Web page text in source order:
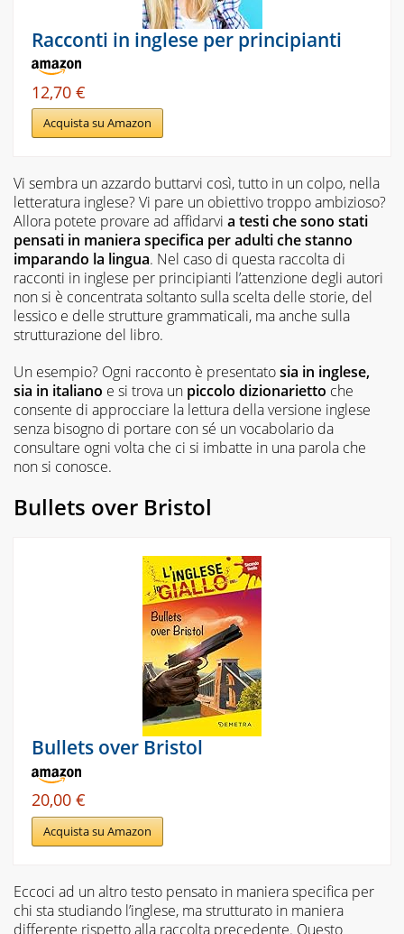
Racconti in inglese per principianti
12,70 €
Acquista su Amazon
Vi sembra un azzardo buttarvi così, tutto in un colpo, nella
letteratura inglese? Vi pare un obiettivo troppo ambizioso?
Allora potete provare ad affidarvi a testi che sono stati
pensati in maniera specifica per adulti che stanno
imparando la lingua. Nel caso di questa raccolta di
racconti in inglese per principianti l’attenzione degli autori
non si è concentrata soltanto sulla scelta delle storie, del
lessico e delle strutture grammaticali, ma anche sulla
strutturazione del libro.
Un esempio? Ogni racconto è presentatosia in inglese,
sia in italiano e si trova un piccolo dizionarietto che
consente di approcciare la lettura della versione inglese
senza bisogno di portare con sé un vocabolario da
consultare ogni volta che ci si imbatte in una parola che
non si conosce.
Bullets over Bristol
Bullets over Bristol
20,00 €
Acquista su Amazon
Eccoci ad un altro testo pensato in maniera specifica per
chi sta studiando l’inglese, ma strutturato in maniera
differente rispetto alla raccolta precedente. Questo